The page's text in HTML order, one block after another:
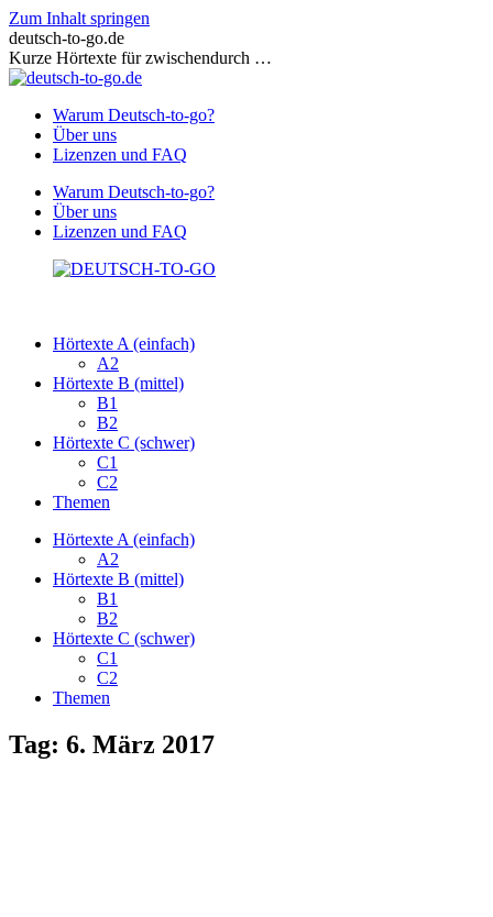
Zum Inhalt springen
deutsch-to-go.de
Kurze Hörtexte für zwischendurch …
Warum Deutsch-to-go?
Über uns
Lizenzen und FAQ
Warum Deutsch-to-go?
Über uns
Lizenzen und FAQ
Hörtexte A (einfach)
A2
Hörtexte B (mittel)
B1
B2
Hörtexte C (schwer)
C1
C2
Themen
Hörtexte A (einfach)
A2
Hörtexte B (mittel)
B1
B2
Hörtexte C (schwer)
C1
C2
Themen
Tag: 6. März 2017